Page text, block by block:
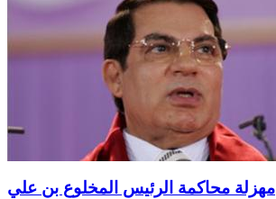
مهزلة محاكمة الرئيس المخلوع بن علي